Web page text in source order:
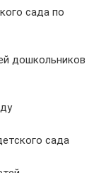
сада по
дошкольников
сада